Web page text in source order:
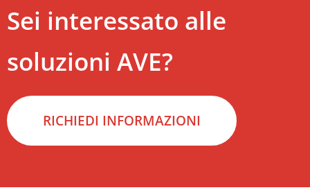
Sei interessato alle
soluzioni AVE?
RICHIEDI INFORMAZIONI